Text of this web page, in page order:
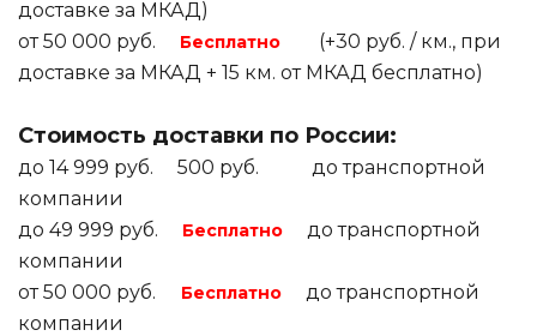
доставке за МКАД)
от 50 000 руб.
Бесплатно
(+30 руб. / км., при
доставке за МКАД + 15 км. от МКАД бесплатно)
Стоимость доставки по России:
до 14 999 руб. 500 руб. до транспортной
компании
до 49 999 руб.
Бесплатно
до транспортной
компании
от 50 000 руб.
Бесплатно
до транспортной
компании